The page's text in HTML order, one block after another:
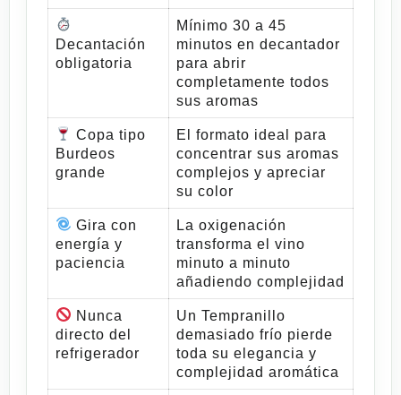
Decantación
obligatoria
Mínimo 30 a 45
minutos en decantador
para abrir
completamente todos
sus aromas
Copa tipo
Burdeos
grande
El formato ideal para
concentrar sus aromas
complejos y apreciar
su color
Gira con
energía y
paciencia
La oxigenación
transforma el vino
minuto a minuto
añadiendo complejidad
Nunca
directo del
refrigerador
Un Tempranillo
demasiado frío pierde
toda su elegancia y
complejidad aromática